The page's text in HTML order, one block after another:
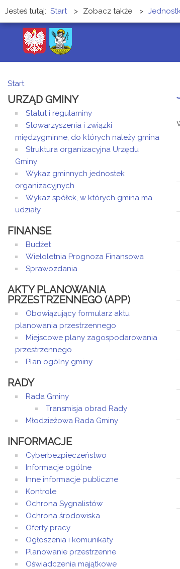
Jesteś tutaj: Start > Zobacz także >
Start
URZĄD GMINY
Statut i regulaminy
Stowarzyszenia i związki
międzygminne, do których należy gmina
Struktura organizacyjna Urzędu
Gminy
Wykaz gminnych jednostek
organizacyjnych
Wykaz spółek, w których gmina ma
udziały
FINANSE
Budżet
Wieloletnia Prognoza Finansowa
Sprawozdania
AKTY PLANOWANIA
PRZESTRZENNEGO (APP)
Obowiązujący formularz aktu
planowania przestrzennego
Miejscowe plany zagospodarowania
przestrzennego
Plan ogólny gminy
RADY
Rada Gminy
Transmisja obrad Rady
Młodzieżowa Rada Gminy
INFORMACJE
Cyberbezpieczeństwo
Informacje ogólne
Inne informacje publiczne
Kontrole
Ochrona Sygnalistów
Ochrona środowiska
Oferty pracy
Ogłoszenia i komunikaty
Planowanie przestrzenne
Oświadczenia majątkowe